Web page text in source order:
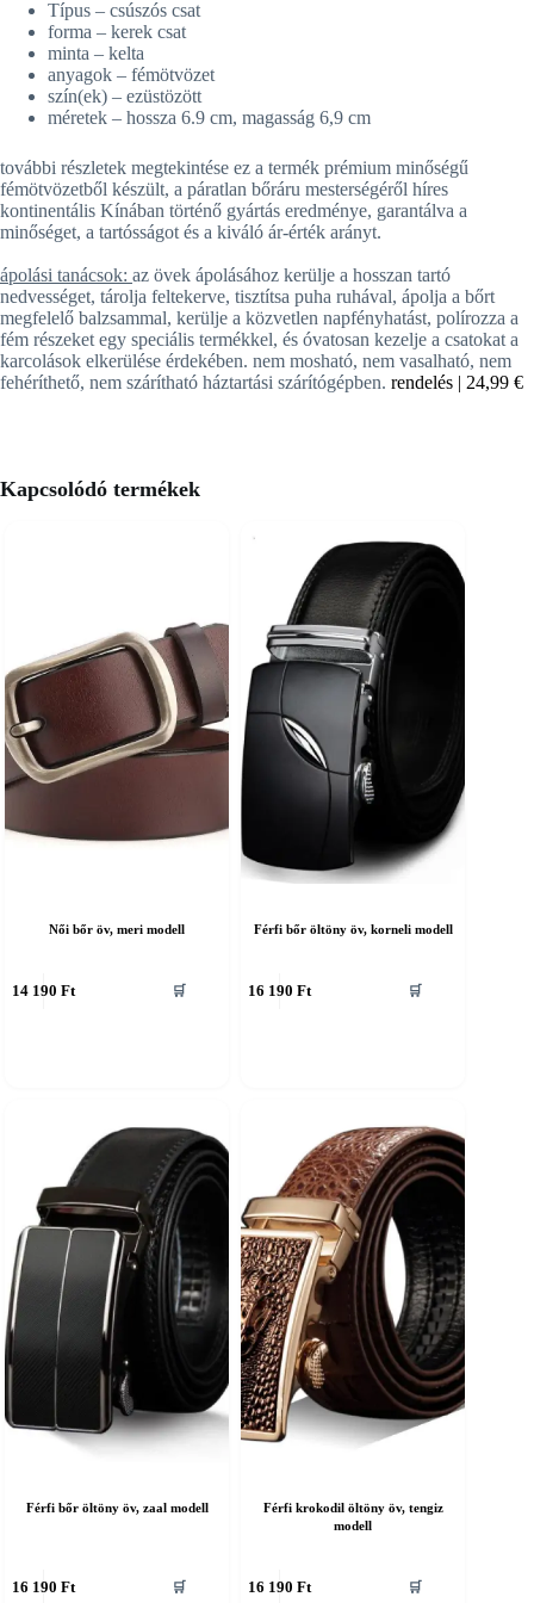
Típus – csúszós csat
forma – kerek csat
minta – kelta
anyagok – fémötvözet
szín(ek) – ezüstözött
méretek – hossza 6.9 cm, magasság 6,9 cm
további részletek megtekintése ez a termék prémium minőségű
fémötvözetből készült, a páratlan bőráru mesterségéről híres
kontinentális Kínában történő gyártás eredménye, garantálva a
minőséget, a tartósságot és a kiváló ár-érték arányt.
ápolási tanácsok: az övek ápolásához kerülje a hosszan tartó
nedvességet, tárolja feltekerve, tisztítsa puha ruhával, ápolja a bőrt
megfelelő balzsammal, kerülje a közvetlen napfényhatást, polírozza a
fém részeket egy speciális termékkel, és óvatosan kezelje a csatokat a
karcolások elkerülése érdekében. nem mosható, nem vasalható, nem
fehéríthető, nem szárítható háztartási szárítógépben. rendelés | 24,99 €
Kapcsolódó termékek
Női bőr öv, meri modell
14 190 Ft 🛒
Férfi bőr öltöny öv, korneli modell
16 190 Ft 🛒
a
termékoldalon
választhatók
Férfi bőr öltöny öv, zaal modell
16 190 Ft 🛒
Férfi krokodil öltöny öv, tengiz
modell
16 190 Ft 🛒